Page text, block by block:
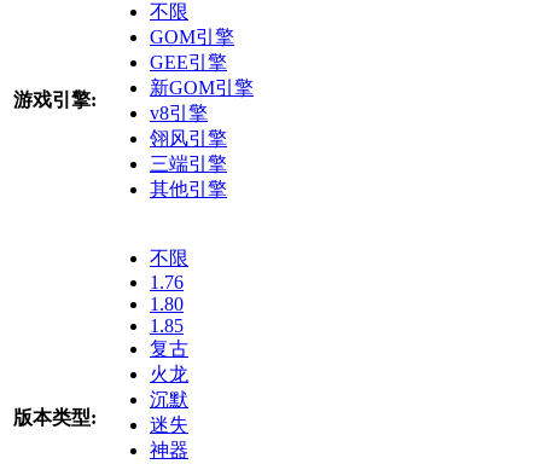
游戏引擎:
不限
GOM引擎
GEE引擎
新GOM引擎
v8引擎
翎风引擎
三端引擎
其他引擎
版本类型:
不限
1.76
1.80
1.85
复古
火龙
沉默
迷失
神器